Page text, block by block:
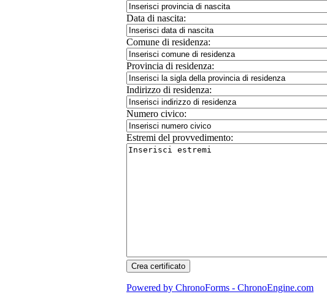
Data di nascita:
Comune di residenza:
Provincia di residenza:
Indirizzo di residenza:
Numero civico:
Estremi del provvedimento:
Powered by ChronoForms - ChronoEngine.com